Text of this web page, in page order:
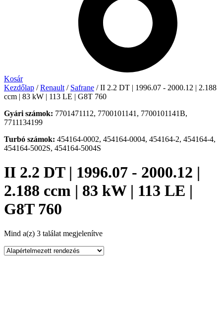
Kosár
Kezdőlap /Renault / Safrane / II 2.2 DT | 1996.07 - 2000.12 | 2.188
ccm | 83 kW | 113 LE | G8T 760
Gyári számok: 7701471112, 7700101141, 7700101141B,
7711134199
Turbó számok: 454164-0002, 454164-0004, 454164-2, 454164-4,
454164-5002S, 454164-5004S
II 2.2 DT | 1996.07 - 2000.12 |
2.188 ccm | 83 kW | 113 LE |
G8T 760
Mind a(z) 3 találat megjelenítve